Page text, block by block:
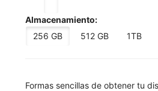
Almacenamiento:
256 GB
512 GB 1TB
​​​​​​​Formas sencillas de obtener tu